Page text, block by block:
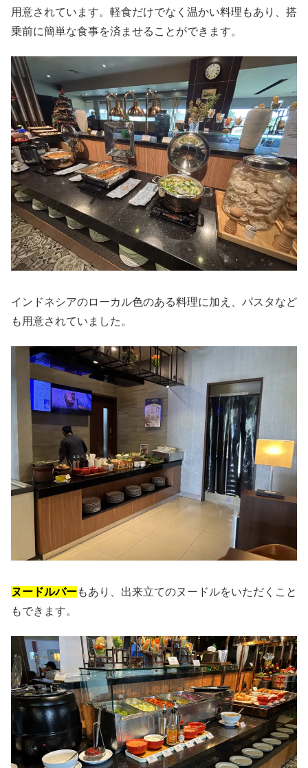
用意されています。軽食だけでなく温かい料理もあり、搭
乗前に簡単な食事を済ませることができます。
インドネシアのローカル色のある料理に加え、パスタなど
も用意されていました。
ヌードルバーもあり、出来立てのヌードルをいただくこと
もできます。